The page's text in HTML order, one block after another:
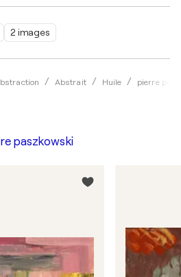
2 images
Abstrait Huile pierre
paszkowski